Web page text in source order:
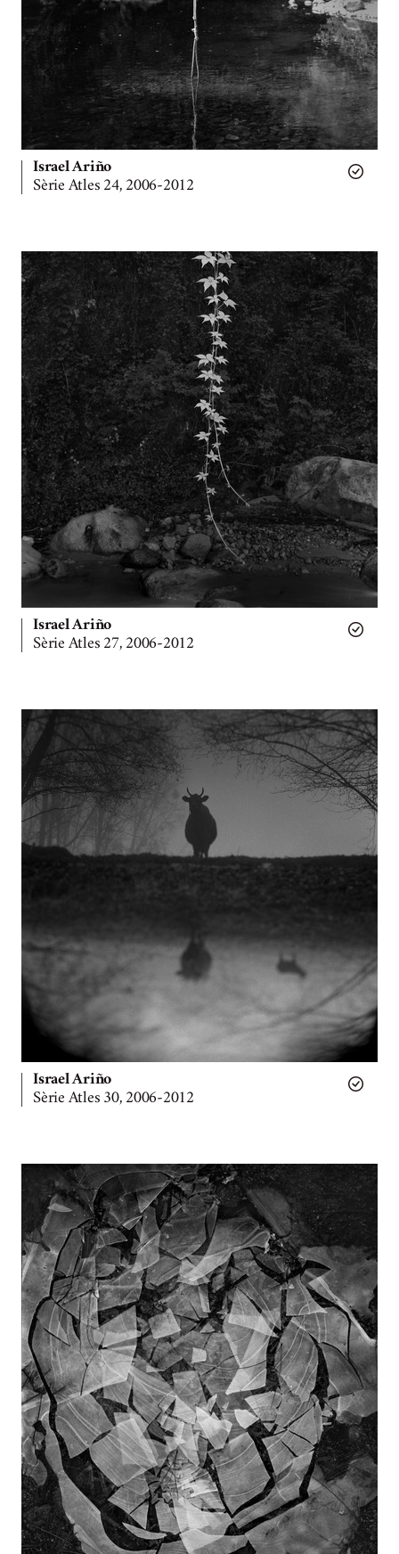
Israel Ariño
Sèrie Atles 24, 2006-2012
Israel Ariño
Sèrie Atles 27, 2006-2012
Israel Ariño
Sèrie Atles 30, 2006-2012